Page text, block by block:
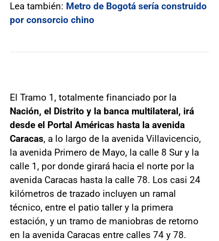
Lea también: Metro de Bogotá sería construido
por consorcio chino
El Tramo 1, totalmente financiado por la
Nación, el Distrito y la banca multilateral, irá
desde el Portal Américas hasta la avenida
Caracas, a lo largo de la avenida Villavicencio,
la avenida Primero de Mayo, la calle 8 Sur y la
calle 1, por donde girará hacia el norte por la
avenida Caracas hasta la calle 78. Los casi 24
kilómetros de trazado incluyen un ramal
técnico, entre el patio taller y la primera
estación, y un tramo de maniobras de retorno
en la avenida Caracas entre calles 74 y 78.